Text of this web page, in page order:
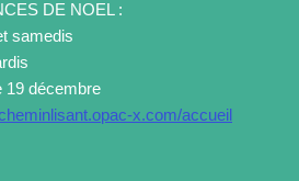
DE NOEL :
samedis
19 décembre
x.com/accueil